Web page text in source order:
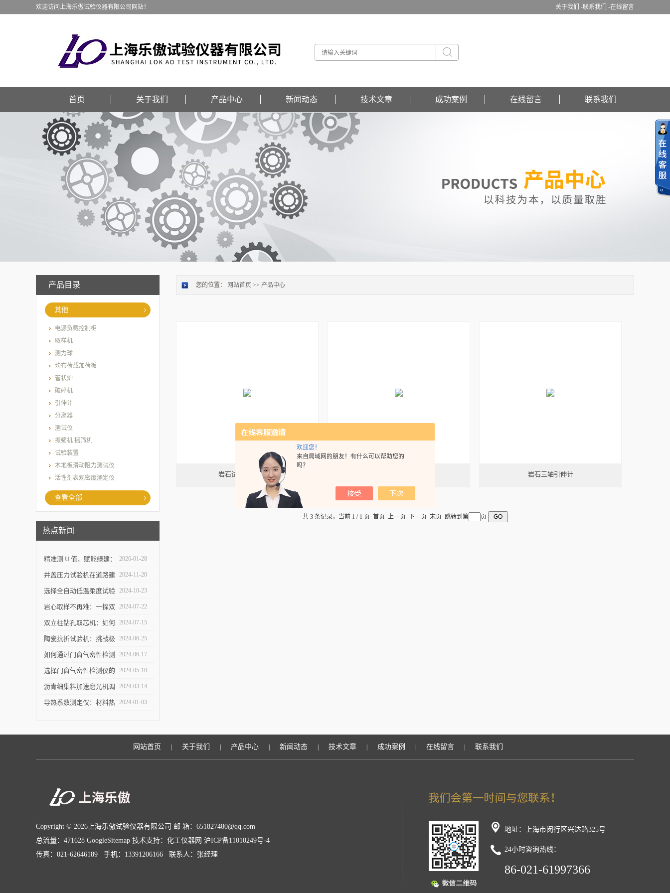
欢迎您！
来自局域网的朋友！有什么可以帮助您的
吗？
关于我们 -联系我们 -在线留言
欢迎访问上海乐傲试验仪器有限公司网站！
首页 关于我们 产品中心 新闻动态 技术文章 成功案例 在线留言 联系我们
产品目录
其他
电源负载控制柜
取样机
测力球
均布荷载加荷板
管状炉
破碎机
引伸计
分离器
测试仪
振筛机 摇筛机
试验装置
木地板滑动阻力测试仪
活性剂表观密度测定仪
查看全部
热点新闻
精准测 U 值，赋能绿建：
上海乐傲的传热系数测量
仪守护建筑节能底线
2026-01-28
井盖压力试验机在道路建
设中的作用是什么？
2024-11-20
选择全自动低温柔度试验
仪，需要注意哪些事项？
2024-10-23
岩心取样不再难：一探双
立柱钻孔取芯机的奥秘
2024-07-22
双立柱钻孔取芯机：如何
提高地质取样的精确度与
效率？
2024-07-15
陶瓷抗折试验机：挑战极
限，提升可能
2024-06-25
如何通过门窗气密性检测
仪节能？
2024-06-17
选择门窗气密性检测仪的
关键因素是什么？
2024-05-10
沥青细集料加速磨光机调
试完毕紧急发货
2024-03-14
导热系数测定仪：材料热 2024-01-03
您的位置： 网站首页 >> 产品中心
岩石试样轴向引伸计 岩石三轴引伸计
共 3 条记录，当前 1 / 1 页 首页 上一页 下一页 末页 跳转到第 页
网站首页 关于我们 产品中心 新闻动态 技术文章 成功案例 在线留言 联系我们
Copyright © 2026上海乐傲试验仪器有限公司 邮 箱：651827480@qq.com
总流量：471628 GoogleSitemap 技术支持： 化工仪器网 沪ICP备11010249号-4
传真：021-62646189 手机：13391206166 联系人：张经理
地址：上海市闵行区兴达路325号
24小时咨询热线：
86-021-61997366